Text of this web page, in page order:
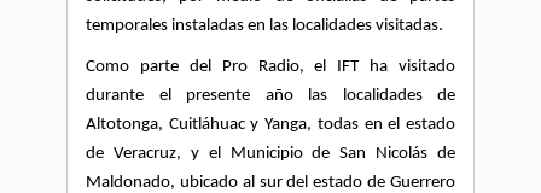
temporales instaladas en las localidades visitadas.
Como parte del Pro Radio, el IFT ha visitado
durante el presente año las localidades de
Altotonga, Cuitláhuac y Yanga, todas en el estado
de Veracruz, y el Municipio de San Nicolás de
Maldonado, ubicado al sur del estado de Guerrero